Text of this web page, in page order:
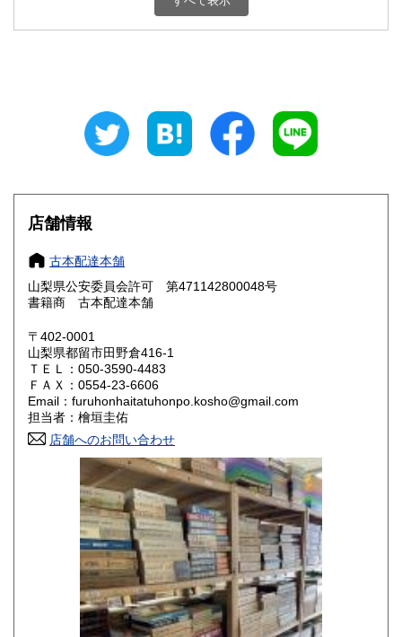
800円 三重県
大阪府
奈良県
鳥取県 800円 島根県
岡山県
山口県 800円
香川県 800円 愛媛県
高知県 800円
800円 長崎県
800円 大分県
800円 鹿児島県
1,500円
店舗情報
古本配達本舗
山梨県公安委員会許可 第471142800048号
書籍商 古本配達本舗
〒402-0001
山梨県都留市田野倉416-1
ＴＥＬ：050-3590-4483
ＦＡＸ：0554-23-6606
Email：furuhonhaitatuhonpo.kosho@gmail.com
担当者：檜垣圭佑
店舗へのお問い合わせ